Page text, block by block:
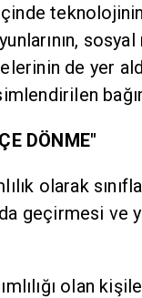
içinde
de yer
DÖNME"
olarak
geçirmesi ve
olan